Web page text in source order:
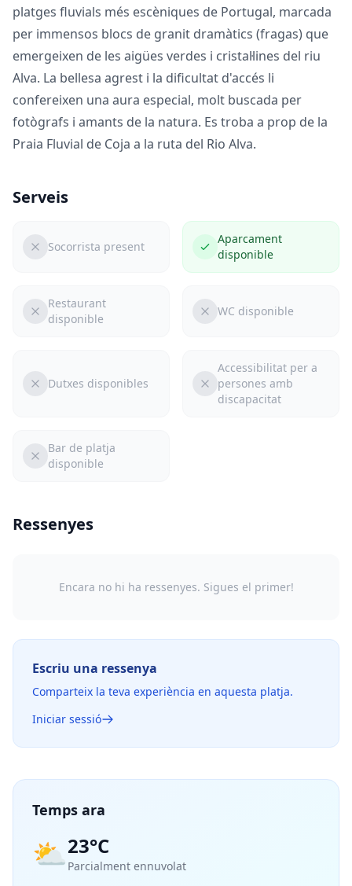
platges fluvials més escèniques de Portugal, marcada
per immensos blocs de granit dramàtics (fragas) que
emergeixen de les aigües verdes i cristal·lines del riu
Alva. La bellesa agrest i la dificultat d'accés li
confereixen una aura especial, molt buscada per
fotògrafs i amants de la natura. Es troba a prop de la
Praia Fluvial de Coja a la ruta del Rio Alva.
Serveis
Socorrista present
Aparcament
disponible
Restaurant
disponible
WC disponible
Dutxes disponibles
Accessibilitat per a
persones amb
discapacitat
Bar de platja
disponible
Ressenyes
Encara no hi ha ressenyes. Sigues el primer!
Escriu una ressenya
Comparteix la teva experiència en aquesta platja.
Iniciar sessió
Temps ara
⛅23°C
Parcialment ennuvolat